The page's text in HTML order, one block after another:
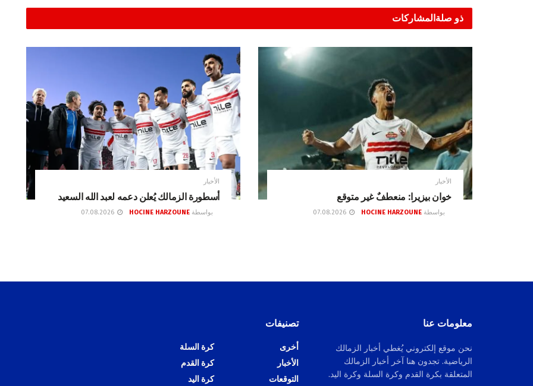
ذو صلةالمشاركات
الأخبار
خوان بيزيرا: منعطفٌ غير متوقع
بواسطة HOCINE HARZOUNE
الأخبار
أسطورة الزمالك يُعلن دعمه لعبد الله السعيد
بواسطة HOCINE HARZOUNE
معلومات عنا
نحن موقع إلكتروني يُغطي أخبار الزمالك
الرياضية. تجدون هنا آخر أخبار الزمالك
المتعلقة بكرة القدم وكرة السلة وكرة اليد.
تصنيفات
أخرى
الأخبار
التوقعات
كرة السلة
كرة القدم
كرة اليد